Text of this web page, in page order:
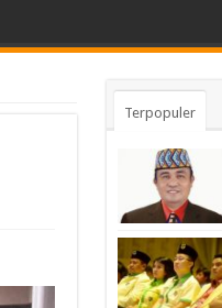
Terpopuler